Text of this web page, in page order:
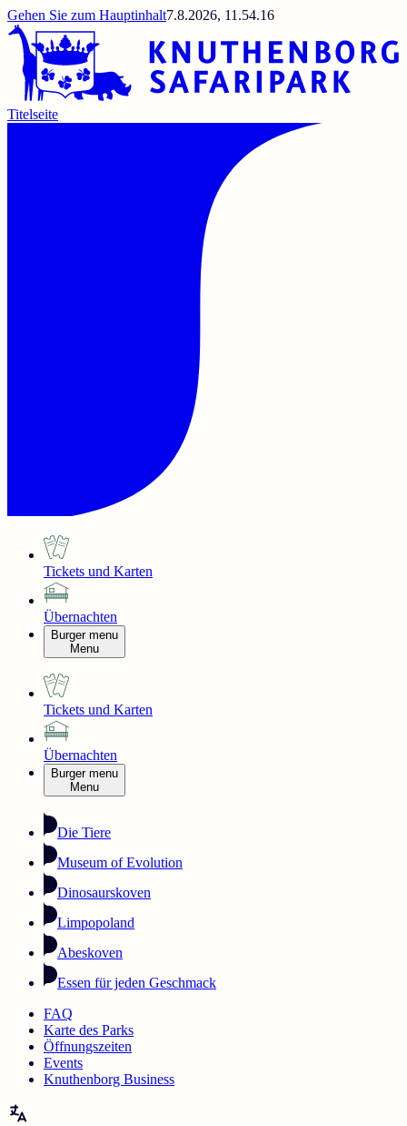
Gehen Sie zum Hauptinhalt7.8.2026, 11.54.16
Titelseite
Tickets und Karten
Übernachten
Burger menu
Menu
Tickets und Karten
Übernachten
Burger menu
Menu
Die Tiere
Museum of Evolution
Dinosaurskoven
Limpopoland
Abeskoven
Essen für jeden Geschmack
FAQ
Karte des Parks
Öffnungszeiten
Events
Knuthenborg Business